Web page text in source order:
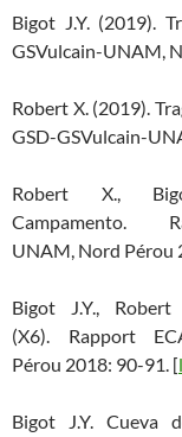
Bigot J.Y. (2019).
GSVulcain-UNAM,
Robert X. (2019).
GSD-GSVulcain-
Robert X.,
Campamento.
UNAM, Nord Pérou
Bigot J.Y.,
(X6). Rapport
Pérou 2018: 90-91. [
Bigot J.Y. Cueva